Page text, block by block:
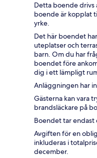
Detta boende drivs
boende är kopplat
yrke.
Det här boendet
uteplatser och
barn. Om du har
boendet före
dig i ett lämpligt
Anläggningen har
Gästerna kan vara
brandsläckare på
Boendet tar endast
Avgiften för en
inkluderas i
december.